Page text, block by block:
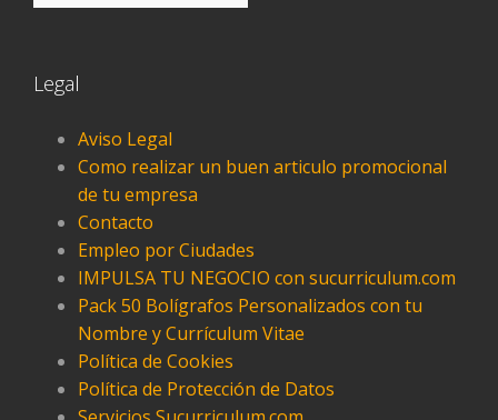
Legal
Aviso Legal
Como realizar un buen articulo promocional
de tu empresa
Contacto
Empleo por Ciudades
IMPULSA TU NEGOCIO con sucurriculum.com
Pack 50 Bolígrafos Personalizados con tu
Nombre y Currículum Vitae
Política de Cookies
Política de Protección de Datos